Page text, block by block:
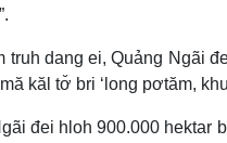
dang ei, Quảng Ngãi
kăl tơ̆ bri ‘long pơtăm,
đei hloh 900.000 hektar